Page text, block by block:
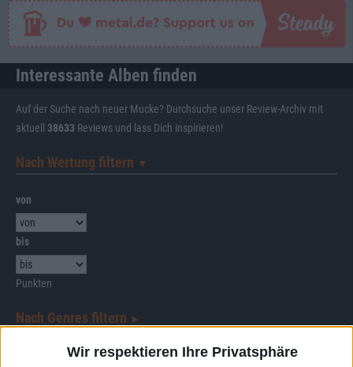
Wir respektieren Ihre Privatsphäre
Interessante Alben finden
Auf der Suche nach neuer Mucke? Durchsuche unser Review-Archiv mit
aktuell 38633 Reviews und lass Dich inspirieren!
Nach Wertung filtern ▼︎
von
bis
Punkten
Nach Genres filtern ►︎